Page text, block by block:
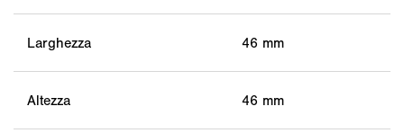
Larghezza 46 mm
Altezza 46 mm